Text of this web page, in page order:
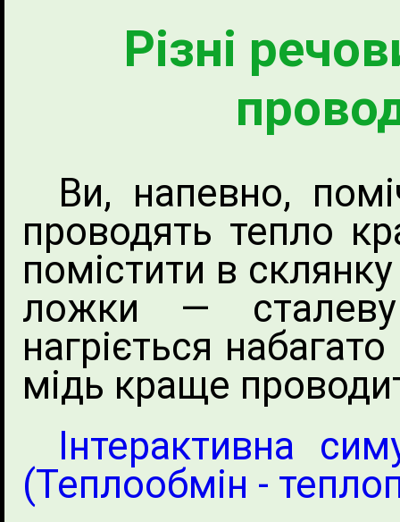
Різні
Ви, напевно,
проводять тепло
помістити в
ложки —
нагріється
мідь краще
Інтерактивна
(Теплообмін -